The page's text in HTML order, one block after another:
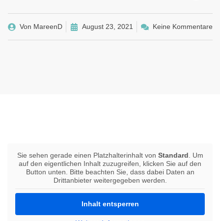
Von MareenD August 23, 2021 Keine Kommentare
Sie sehen gerade einen Platzhalterinhalt von Standard . Um
auf den eigentlichen Inhalt zuzugreifen, klicken Sie auf den
Button unten. Bitte beachten Sie, dass dabei Daten an
Drittanbieter weitergegeben werden.
Inhalt entsperren